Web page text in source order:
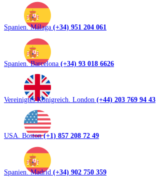
Spanien. Málaga (+34) 951 204 061
Spanien. Barcelona (+34) 93 018 6626
Vereinigtes Königreich. London (+44) 203 769 94 43
USA. Boston(+1) 857 208 72 49
Spanien. Madrid (+34) 902 750 359